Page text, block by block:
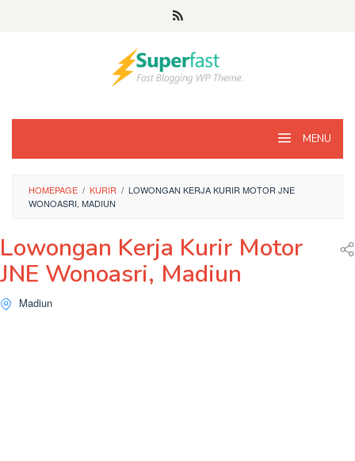
MENU
HOMEPAGE / KURIR / LOWONGAN KERJA KURIR MOTOR JNE
WONOASRI, MADIUN
Lowongan Kerja Kurir Motor
JNE Wonoasri, Madiun
Madiun